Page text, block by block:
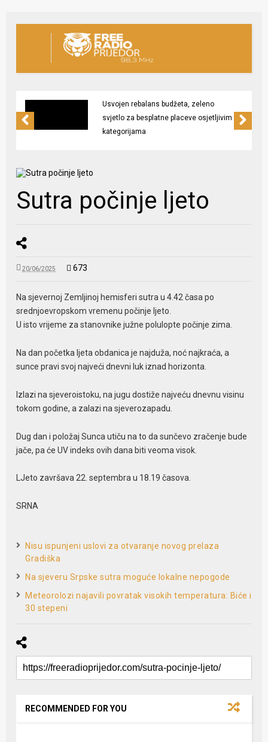
Usvojen rebalans budžeta, zeleno
svjetlo za besplatne placeve osjetljivim
kategorijama
Sutra počinje ljeto
20/06/2025 673
Na sjevernoj Zemljinoj hemisferi sutra u 4.42 časa po
srednjoevropskom vremenu počinje ljeto.
U isto vrijeme za stanovnike južne polulopte počinje zima.
Na dan početka ljeta obdanica je najduža, noć najkraća, a
sunce pravi svoj najveći dnevni luk iznad horizonta.
Izlazi na sjeveroistoku, na jugu dostiže najveću dnevnu visinu
tokom godine, a zalazi na sjeverozapadu.
Dug dan i položaj Sunca utiču na to da sunčevo zračenje bude
jače, pa će UV indeks ovih dana biti veoma visok.
LJeto završava 22. septembra u 18.19 časova.
SRNA
Nisu ispunjeni uslovi za otvaranje novog prelaza
Gradiška
Na sjeveru Srpske sutra moguće lokalne nepogode
Meteorolozi najavili povratak visokih temperatura: Biće i
30 stepeni
RECOMMENDED FOR YOU